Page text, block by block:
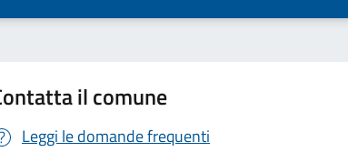
il comune
Leggi le domande frequenti